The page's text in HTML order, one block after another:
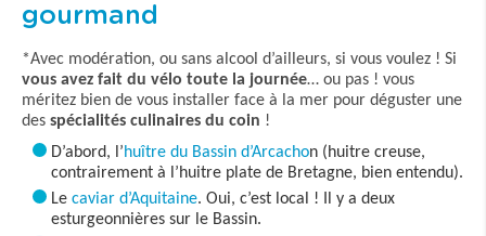
gourmand
*Avec modération, ou sans alcool d’ailleurs, si vous voulez ! Si
vous avez fait du vélo toute la journée… ou pas ! vous
méritez bien de vous installer face à la mer pour déguster une
des spécialités culinaires du coin !
D’abord, l’huître du Bassin d’Arcachon (huitre creuse,
contrairement à l’huitre plate de Bretagne, bien entendu).
Le caviar d’Aquitaine. Oui, c’est local ! Il y a deux
esturgeonnières sur le Bassin.